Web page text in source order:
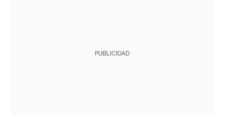
PUBLICIDAD